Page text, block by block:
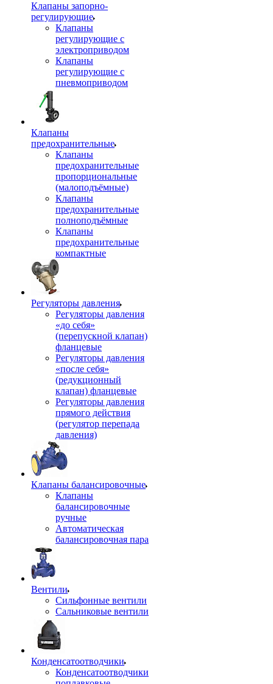
Клапаны запорно-
регулирующие
Клапаны
регулирующие с
электроприводом
Клапаны
регулирующие с
пневмоприводом
Клапаны
предохранительные
Клапаны
предохранительные
пропорциональные
(малоподъёмные)
Клапаны
предохранительные
полноподъёмные
Клапаны
предохранительные
компактные
Регуляторы давления
Регуляторы давления
«до себя»
(перепускной клапан)
фланцевые
Регуляторы давления
«после себя»
(редукционный
клапан) фланцевые
Регуляторы давления
прямого действия
(регулятор перепада
давления)
Клапаны балансировочные
Клапаны
балансировочные
ручные
Автоматическая
балансировочная пара
Вентили
Сильфонные вентили
Сальниковые вентили
Конденсатоотводчики
Конденсатоотводчики